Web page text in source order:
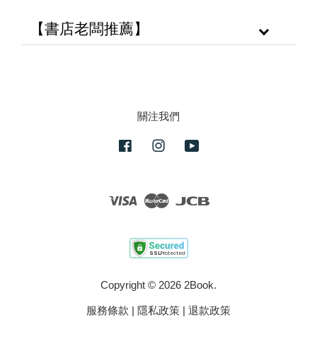
【書店老闆推薦】
關注我們
FacebookInstagram
Visa Master
Copyright © 2026 2Book.
服務條款 | 隱私政策 | 退款政策